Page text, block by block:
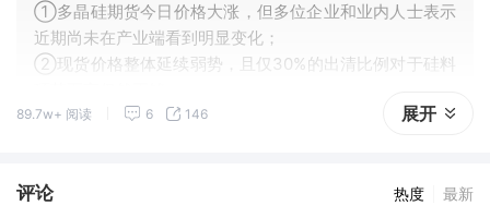
①多晶硅期货今日价格大涨，但多位企业和业内人士表示
近期尚未在产业端看到明显变化；
②现货价格整体延续弱势，且仅30%的出清比例对于硅料
89.7w+ 阅读 6 146 展开
评论 热度 最新